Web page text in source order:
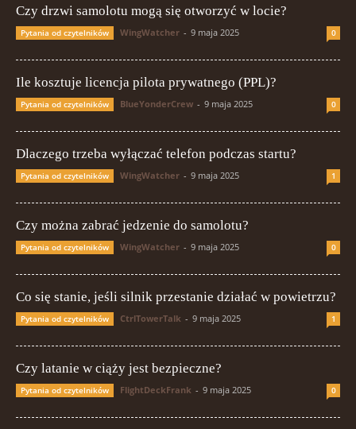
Czy drzwi samolotu mogą się otworzyć w locie?
Pytania od czytelników WingWatcher - 9 maja 2025 0
Ile kosztuje licencja pilota prywatnego (PPL)?
Pytania od czytelników BlueYonderCrew - 9 maja 2025 0
Dlaczego trzeba wyłączać telefon podczas startu?
Pytania od czytelników WingWatcher - 9 maja 2025 1
Czy można zabrać jedzenie do samolotu?
Pytania od czytelników WingWatcher - 9 maja 2025 0
Co się stanie, jeśli silnik przestanie działać w powietrzu?
Pytania od czytelników CtrlTowerTalk - 9 maja 2025 1
Czy latanie w ciąży jest bezpieczne?
Pytania od czytelników FlightDeckFrank - 9 maja 2025 0